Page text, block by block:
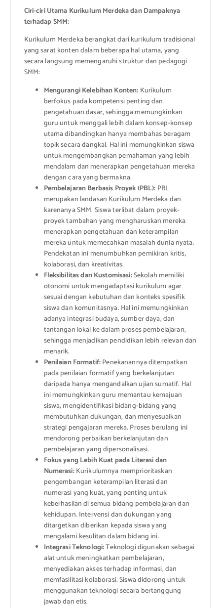
Ciri-ciri Utama Kurikulum Merdeka dan Dampaknya
terhadap SMM:
Kurikulum Merdeka berangkat dari kurikulum tradisional
yang sarat konten dalam beberapa hal utama, yang
secara langsung memengaruhi struktur dan pedagogi
SMM:
Mengurangi Kelebihan Konten: Kurikulum
berfokus pada kompetensi penting dan
pengetahuan dasar, sehingga memungkinkan
guru untuk menggali lebih dalam konsep-konsep
utama dibandingkan hanya membahas beragam
topik secara dangkal. Hal ini memungkinkan siswa
untuk mengembangkan pemahaman yang lebih
mendalam dan menerapkan pengetahuan mereka
dengan cara yang bermakna.
Pembelajaran Berbasis Proyek (PBL): PBL
merupakan landasan Kurikulum Merdeka dan
karenanya SMM. Siswa terlibat dalam proyek-
proyek tambahan yang mengharuskan mereka
menerapkan pengetahuan dan keterampilan
mereka untuk memecahkan masalah dunia nyata.
Pendekatan ini menumbuhkan pemikiran kritis,
kolaborasi, dan kreativitas.
Fleksibilitas dan Kustomisasi:Sekolah memiliki
otonomi untuk mengadaptasi kurikulum agar
sesuai dengan kebutuhan dan konteks spesifik
siswa dan komunitasnya. Hal ini memungkinkan
adanya integrasi budaya, sumber daya, dan
tantangan lokal ke dalam proses pembelajaran,
sehingga menjadikan pendidikan lebih relevan dan
menarik.
Penilaian Formatif:Penekanannya ditempatkan
pada penilaian formatif yang berkelanjutan
daripada hanya mengandalkan ujian sumatif. Hal
ini memungkinkan guru memantau kemajuan
siswa, mengidentifikasi bidang-bidang yang
membutuhkan dukungan, dan menyesuaikan
strategi pengajaran mereka. Proses berulang ini
mendorong perbaikan berkelanjutan dan
pembelajaran yang dipersonalisasi.
Fokus yang Lebih Kuat pada Literasi dan
Numerasi:Kurikulumnya memprioritaskan
pengembangan keterampilan literasi dan
numerasi yang kuat, yang penting untuk
keberhasilan di semua bidang pembelajaran dan
kehidupan. Intervensi dan dukungan yang
ditargetkan diberikan kepada siswa yang
mengalami kesulitan dalam bidang ini.
Integrasi Teknologi:Teknologi digunakan sebagai
alat untuk meningkatkan pembelajaran,
menyediakan akses terhadap informasi, dan
memfasilitasi kolaborasi. Siswa didorong untuk
menggunakan teknologi secara bertanggung
jawab dan etis.